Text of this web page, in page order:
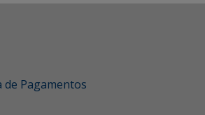
Pagamentos